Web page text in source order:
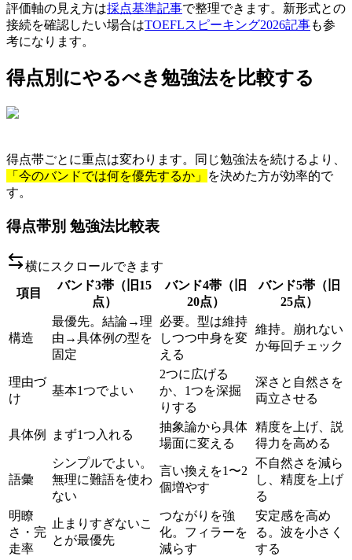
評価軸の見え方は採点基準記事で整理できます。新形式との
接続を確認したい場合はTOEFLスピーキング2026記事も参
考になります。
得点別にやるべき勉強法を比較する
得点帯ごとに重点は変わります。同じ勉強法を続けるより、
「今のバンドでは何を優先するか」
を決めた方が効率的で
す。
得点帯別 勉強法比較表
横にスクロールできます
項目
バンド3帯（旧15
点）
バンド4帯（旧
20点）
バンド5帯（旧
25点）
構造
最優先。結論→理
由→具体例の型を
固定
必要。型は維持
しつつ中身を変
える
維持。崩れない
か毎回チェック
理由づ
け
基本1つでよい
2つに広げる
か、1つを深掘
りする
深さと自然さを
両立させる
具体例 まず1つ入れる
抽象論から具体
場面に変える
精度を上げ、説
得力を高める
語彙
シンプルでよい。
無理に難語を使わ
ない
言い換えを1〜2
個増やす
不自然さを減ら
し、精度を上げ
る
明瞭
さ・完
走率
止まりすぎないこ
とが最優先
つながりを強
化。フィラーを
減らす
安定感を高め
る。波を小さく
する